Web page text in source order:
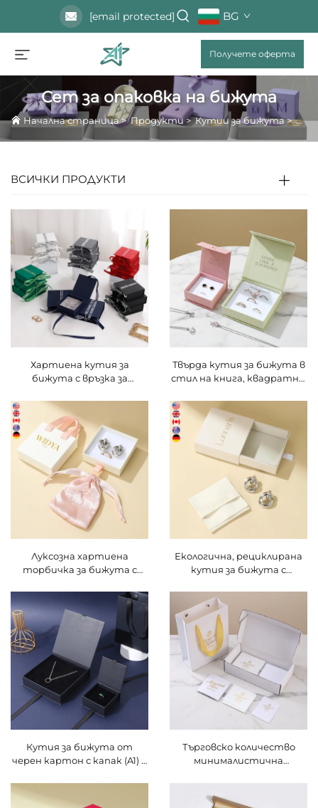
[email protected] BG
Получете оферта
Сет за опаковка на бижута
Начална страница>Продукти>Кутии за бижута>Сет
ВСИЧКИ ПРОДУКТИ
Хартиена кутия за
бижута с връзка за
ограждения, обеци, гривни
и пръстени, подаръчна
кутия, сива пяна,
персонализиран размер и
форма
Твърда кутия за бижута в
стил на книга, квадратна,
пръстени и ограждения,
от картон и хартия, за
подаръчно опаковане,
кутии за Хелоуин с логото
Луксозна хартиена
торбичка за бижута с
текстурирана
повърхност, с ръчен
дръжка | Премиум
хартиена торбичка с
панделка-връзка за
куфарчета за огърлици и
пръстени
Екологична, рециклирана
кутия за бижута с
персонализиран логотип –
устойчива твърда
картонена опаковка за
пръстени и огърлици,
сертифицирана от FSC
Кутия за бижута от
черен картон с капак (A1) и
пръстени и гривни с
Търговско количество
минималистична
персонализирана